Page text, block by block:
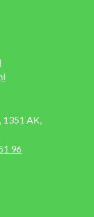
AK,
96